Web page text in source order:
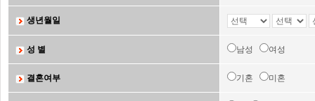
생년월일
성 별 남성 여성
결혼여부 기혼 미혼